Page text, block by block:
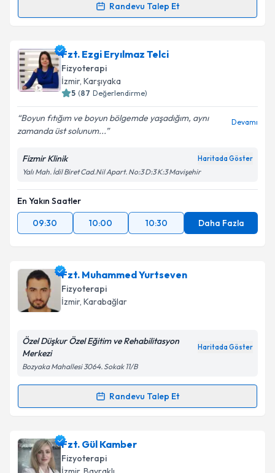
Randevu Talep Et
Randevu Takvimi Talebi
Fzt. Mert Tırnovaiçin randevu takvimi talebi
oluşturun. Size bu uzmandan randevu almanız için bir
takvim hazırlandığında e-posta ile bilgilendireceğiz.
Kişisel verilerimin işlenmesine ilişkin
Aydınlatma
Metni'ni okudum ve kişisel verilerimin belirtilen
kapsamda işlenmesini kabul ediyorum.
Takvim Talebini Gönder
Fzt. Ezgi Eryılmaz Telci
Fizyoterapi
İzmir, Karşıyaka
5 (87 Değerlendirme)
Boyun fıtığım ve boyun bölgemde yaşadığım, aynı
zamanda üst solunum...
Devamı
Fizmir Klinik Haritada Göster
Yalı Mah. İdil Biret Cad.Nil Apart. No:3 D:3 K:3 Mavişehir
En Yakın Saatler
09:30
10:00 10:30 Daha Fazla
Fzt. Muhammed Yurtseven
Fizyoterapi
İzmir, Karabağlar
Özel Düşkur Özel Eğitim ve Rehabilitasyon
Merkezi
Haritada Göster
Bozyaka Mahallesi 3064. Sokak 11/B
Randevu Talep Et
Randevu Takvimi Talebi
Fzt. Muhammed Yurtseven
talebi oluşturun. Size bu uzmandan randevu almanız
için bir takvim hazırlandığında e-posta ile
Fzt. Gül Kamber
Fizyoterapi